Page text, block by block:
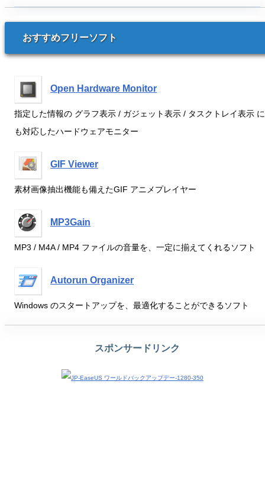
おすすめフリーソフト
Open Hardware Monitor
指定した情報の グラフ表示 / ガジェット表示 / タスクトレイ表示 に
も対応したハードウェアモニター
GIF Viewer
素材画像抽出機能も備えたGIF アニメプレイヤー
MP3Gain
MP3 / M4A / MP4 ファイルの音量を、一定に揃えてくれるソフト
Autorun Organizer
Windows のスタートアップを、最適化することができるソフト
スポンサードリンク